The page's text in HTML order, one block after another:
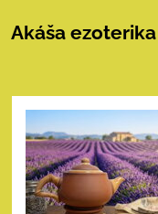
Akáša ezoterika